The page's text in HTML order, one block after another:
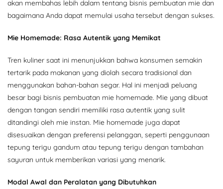
akan membahas lebih dalam tentang bisnis pembuatan mie dan
bagaimana Anda dapat memulai usaha tersebut dengan sukses.
Mie Homemade: Rasa Autentik yang Memikat
Tren kuliner saat ini menunjukkan bahwa konsumen semakin
tertarik pada makanan yang diolah secara tradisional dan
menggunakan bahan-bahan segar. Hal ini menjadi peluang
besar bagi bisnis pembuatan mie homemade. Mie yang dibuat
dengan tangan sendiri memiliki rasa autentik yang sulit
ditandingi oleh mie instan. Mie homemade juga dapat
disesuaikan dengan preferensi pelanggan, seperti penggunaan
tepung terigu gandum atau tepung terigu dengan tambahan
sayuran untuk memberikan variasi yang menarik.
Modal Awal dan Peralatan yang Dibutuhkan